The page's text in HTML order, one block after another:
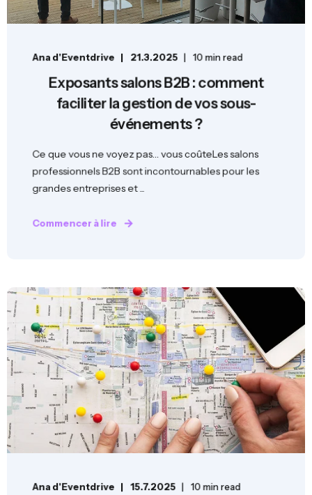
Ana d'Eventdrive 21.3.2025 10 min read
Exposants salons B2B : comment
faciliter la gestion de vos sous-
événements ?
Ce que vous ne voyez pas… vous coûteLes salons
professionnels B2B sont incontournables pour les
grandes entreprises et ...
Commencer à lire
Ana d'Eventdrive 15.7.2025 10 min read